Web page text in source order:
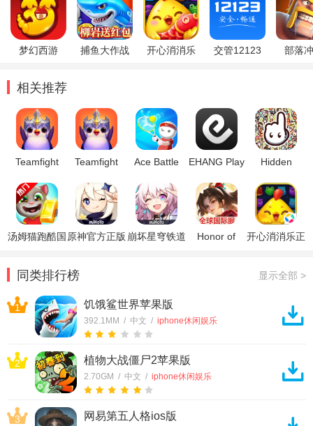
梦幻西游 捕鱼大作战 开心消消乐 交管12123 部落
相关推荐
Teamfight
新版本
Teamfight
Ace Battle
EHANG Play
Hidden
Time(穿越时
空
手机版)
汤姆猫跑酷国 原神官方正版 崩坏星穹铁道
Honor of
开心消消乐正
同类排行榜 显示全部 >
1 饥饿鲨世界苹果版
392.1MM / 中文 / iphone休闲娱乐
2 植物大战僵尸2苹果版
2.70GM / 中文 / iphone休闲娱乐
3 网易第五人格ios版